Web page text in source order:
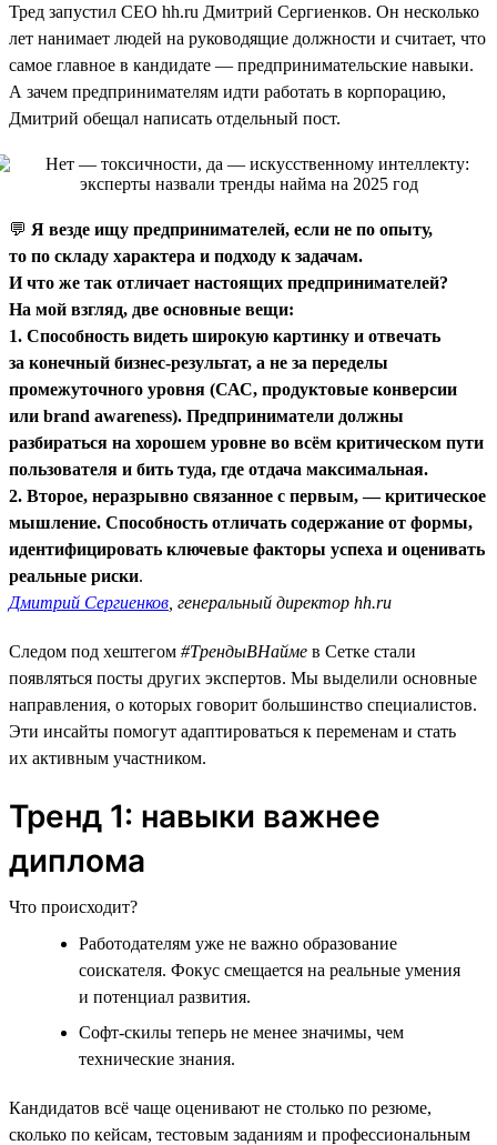
Тред запустил CEO hh.ru Дмитрий Сергиенков. Он несколько
лет нанимает людей на руководящие должности и считает, что
самое главное в кандидате — предпринимательские навыки.
А зачем предпринимателям идти работать в корпорацию,
Дмитрий обещал написать отдельный пост.
💬 Я везде ищу предпринимателей, если не по опыту,
то по складу характера и подходу к задачам.
И что же так отличает настоящих предпринимателей?
На мой взгляд, две основные вещи:
1. Способность видеть широкую картинку и отвечать
за конечный бизнес-результат, а не за переделы
промежуточного уровня (САС, продуктовые конверсии
или brand awareness). Предприниматели должны
разбираться на хорошем уровне во всём критическом пути
пользователя и бить туда, где отдача максимальная.
2. Второе, неразрывно связанное с первым, — критическое
мышление. Способность отличать содержание от формы,
идентифицировать ключевые факторы успеха и оценивать
реальные риски.
Дмитрий Сергиенков , генеральный директор hh.ru
Следом под хештегом #ТрендыВНайме в Сетке стали
появляться посты других экспертов. Мы выделили основные
направления, о которых говорит большинство специалистов.
Эти инсайты помогут адаптироваться к переменам и стать
их активным участником.
Тренд 1: навыки важнее
диплома
Что происходит?
Работодателям уже не важно образование
соискателя. Фокус смещается на реальные умения
и потенциал развития.
Софт-скилы теперь не менее значимы, чем
технические знания.
Кандидатов всё чаще оценивают не столько по резюме,
сколько по кейсам, тестовым заданиям и профессиональным